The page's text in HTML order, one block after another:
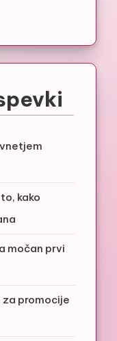
kako
močan prvi
za promocije